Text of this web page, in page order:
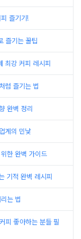
즐기기!
즐기는 꿀팁
최강 커피 레시피
럼 즐기는 법
완벽 정리
계의 민낯
한 완벽 가이드
기적 완벽 레시피
는 법
피 좋아하는 분들 필